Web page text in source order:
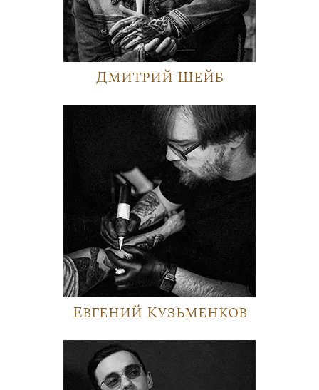
Дмитрий Шейб
Евгений Кузьменков